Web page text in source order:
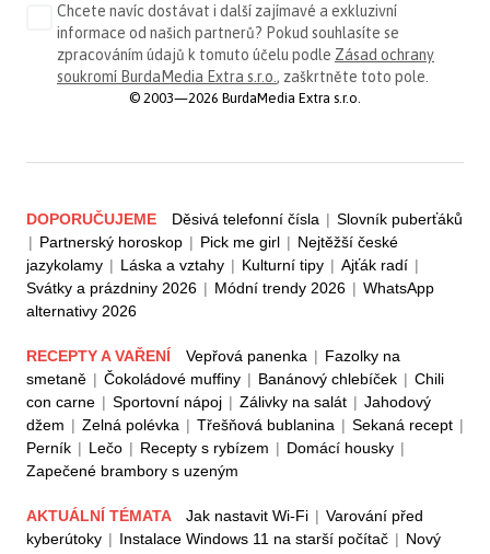
Chcete navíc dostávat i další zajímavé a exkluzivní
informace od našich partnerů? Pokud souhlasíte se
zpracováním údajů k tomuto účelu podle Zásad ochrany
soukromí BurdaMedia Extra s.r.o. , zaškrtněte toto pole.
© 2003—2026 BurdaMedia Extra s.r.o.
DOPORUČUJEME Děsivá telefonní čísla | Slovník puberťáků
| Partnerský horoskop | Pick me girl | Nejtěžší české
jazykolamy | Láska a vztahy | Kulturní tipy | Ajťák radí |
Svátky a prázdniny 2026 | Módní trendy 2026 | WhatsApp
alternativy 2026
RECEPTY A VAŘENÍ Vepřová panenka | Fazolky na
smetaně | Čokoládové muffiny | Banánový chlebíček | Chili
con carne | Sportovní nápoj | Zálivky na salát | Jahodový
džem | Zelná polévka | Třešňová bublanina | Sekaná recept |
Perník | Lečo | Recepty s rybízem | Domácí housky |
Zapečené brambory s uzeným
AKTUÁLNÍ TÉMATA Jak nastavit Wi-Fi | Varování před
kyberútoky | Instalace Windows 11 na starší počítač | Nový